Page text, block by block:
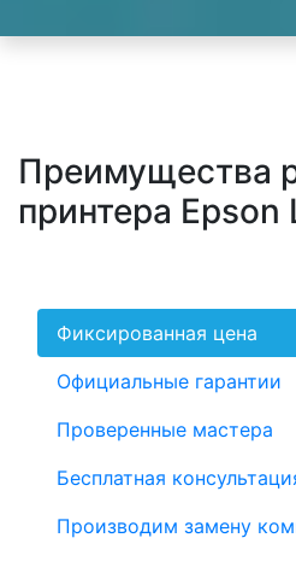
Преимущества
принтера Epson
Фиксированная цена
Официальные гарантии
Проверенные мастера
Бесплатная
Производим замену